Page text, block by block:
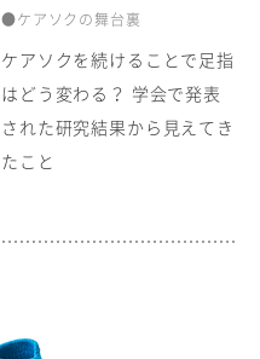
●ケアソクの舞台裏
ケアソクを続けることで足指
はどう変わる？ 学会で発表
された研究結果から見えてき
たこと